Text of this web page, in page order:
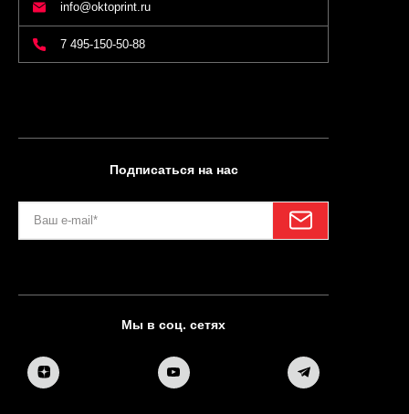
info@oktoprint.ru
7 495-150-50-88
Подписаться на нас
Мы в соц. сетях